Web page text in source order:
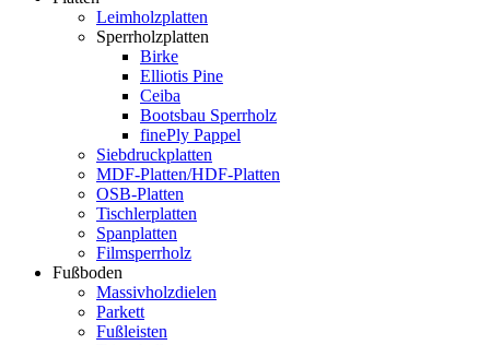
Leimholzplatten
Sperrholzplatten
Birke
Elliotis Pine
Ceiba
Bootsbau Sperrholz
finePly Pappel
Siebdruckplatten
MDF-Platten/HDF-Platten
OSB-Platten
Tischlerplatten
Spanplatten
Filmsperrholz
Fußboden
Massivholzdielen
Parkett
Fußleisten